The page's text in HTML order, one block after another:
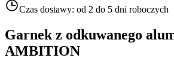
Czas dostawy: od 2 do 5 dni roboczych
Garnek z odkuwanego
AMBITION